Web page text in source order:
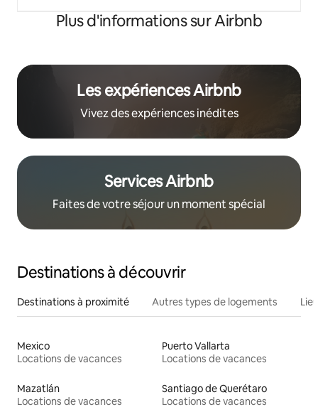
Plus d'informations sur Airbnb
Les expériences Airbnb
Vivez des expériences inédites
Services Airbnb
Faites de votre séjour un moment spécial
Destinations à découvrir
Destinations à proximité Autres types de logements
Mexico
Locations de vacances
Puerto Vallarta
Locations de vacances
Mazatlán
Locations de vacances
Santiago de Querétaro
Locations de vacances